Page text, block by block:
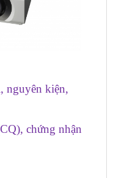
nguyên kiện,
chứng nhận